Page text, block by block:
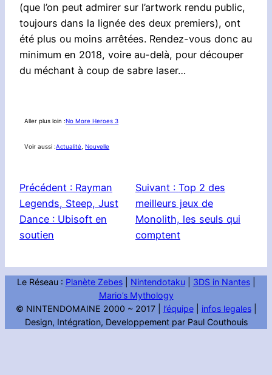
(que l’on peut admirer sur l’artwork rendu public,
toujours dans la lignée des deux premiers), ont
été plus ou moins arrêtées. Rendez-vous donc au
minimum en 2018, voire au-delà, pour découper
du méchant à coup de sabre laser…
Aller plus loin :No More Heroes 3
Voir aussi :Actualité , Nouvelle
Précédent : Rayman
Legends, Steep, Just
Dance : Ubisoft en
soutien
Suivant : Top 2 des
meilleurs jeux de
Monolith, les seuls qui
comptent
Le Réseau : Planète Zebes| Nintendotaku| 3DS in Nantes|
Mario’s Mythology
© NINTENDOMAINE 2000 ~ 2017 | l’équipe| infos legales|
Design, Intégration, Developpement par Paul Couthouis